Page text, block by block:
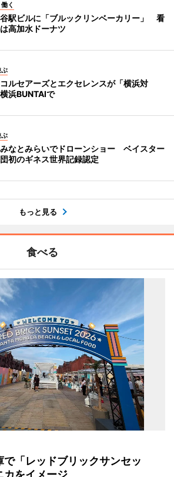
く
駅ビルに「ブルックリンベーカリー」 看
高加水ドーナツ
ぶ
ルセアーズとエクセレンスが「横浜対
浜BUNTAIで
ぶ
なとみらいでドローンショー ベイスター
初のギネス世界記録認定
もっと見る
食べる
「レッドブリックサンセッ